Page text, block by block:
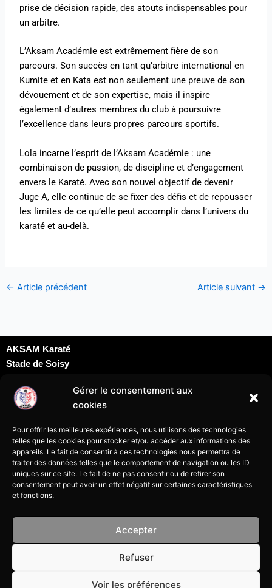
Gérer le consentement aux
cookies
Pour offrir les meilleures expériences, nous utilisons des technologies
telles que les cookies pour stocker et/ou accéder aux informations des
appareils. Le fait de consentir à ces technologies nous permettra de
traiter des données telles que le comportement de navigation ou les ID
uniques sur ce site. Le fait de ne pas consentir ou de retirer son
consentement peut avoir un effet négatif sur certaines caractéristiques
et fonctions.
Accepter
Refuser
Voir les préférences
prise de décision rapide, des atouts indispensables pour
un arbitre.
L’Aksam Académie est extrêmement fière de son
parcours. Son succès en tant qu’arbitre international en
Kumite et en Kata est non seulement une preuve de son
dévouement et de son expertise, mais il inspire
également d’autres membres du club à poursuivre
l’excellence dans leurs propres parcours sportifs.
Lola incarne l’esprit de l’Aksam Académie : une
combinaison de passion, de discipline et d’engagement
envers le Karaté. Avec son nouvel objectif de devenir
Juge A, elle continue de se fixer des défis et de repousser
les limites de ce qu’elle peut accomplir dans l’univers du
karaté et au-delà.
← Article précédent Article suivant →
AKSAM Karaté
Stade de Soisy
Rue du docteur Schweitzer
95230 Soisy sous Montmorency
07 69 24 09 69
Politique de cookies